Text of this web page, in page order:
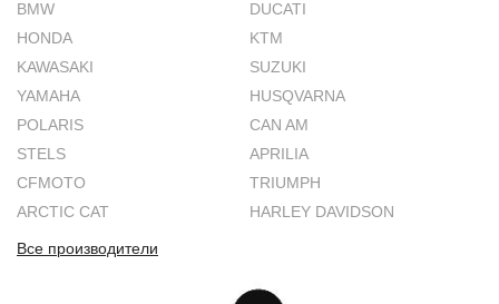
BMW
DUCATI
HONDA
KTM
KAWASAKI
SUZUKI
YAMAHA
HUSQVARNA
POLARIS
CAN AM
STELS
APRILIA
CFMOTO
TRIUMPH
ARCTIC CAT
HARLEY DAVIDSON
Все производители